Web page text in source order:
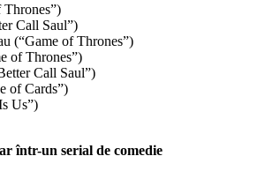
Call Saul”)
(“Game of Thrones”)
of Thrones”)
Call Saul”)
of Cards”)
Us”)
într-un serial de comedie